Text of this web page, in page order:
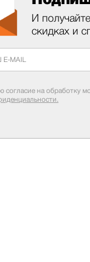
И
скидках и
согласие на обработку